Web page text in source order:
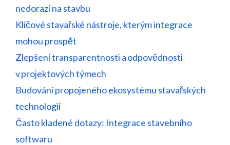
nedorazí na stavbu
Klíčové stavařské nástroje, kterým integrace
mohou prospět
Zlepšení transparentnosti a odpovědnosti
v projektových týmech
Budování propojeného ekosystému stavařských
technologií
Často kladené dotazy: Integrace stavebního
softwaru